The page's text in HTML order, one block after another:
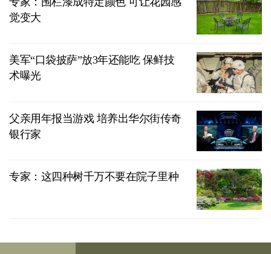
觉变大
美军“口袋披萨”放3年还能吃 保鲜技
术曝光
父亲用年报当游戏 培养出华尔街传奇
银行家
专家：这四种树千万不要在院子里种